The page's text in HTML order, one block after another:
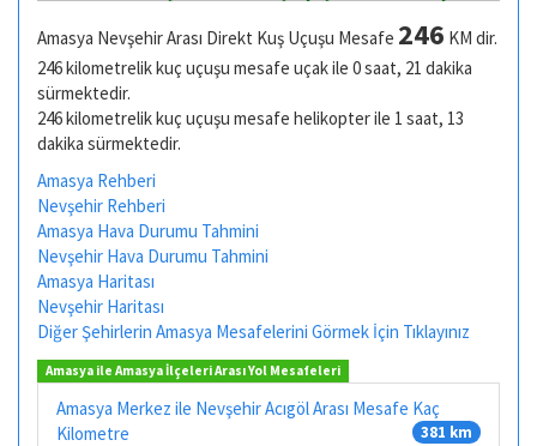
Amasya Nevşehir Arası Direkt Kuş Uçuşu Mesafe 246 KM dir.
246 kilometrelik kuç uçuşu mesafe uçak ile 0 saat, 21 dakika
sürmektedir.
246 kilometrelik kuç uçuşu mesafe helikopter ile 1 saat, 13
dakika sürmektedir.
Amasya Rehberi
Nevşehir Rehberi
Amasya Hava Durumu Tahmini
Nevşehir Hava Durumu Tahmini
Amasya Haritası
Nevşehir Haritası
Diğer Şehirlerin Amasya Mesafelerini Görmek İçin Tıklayınız
Amasya ile Amasya İlçeleri Arası Yol Mesafeleri
Amasya Merkez ile Nevşehir Acıgöl Arası Mesafe Kaç
Kilometre
381 km